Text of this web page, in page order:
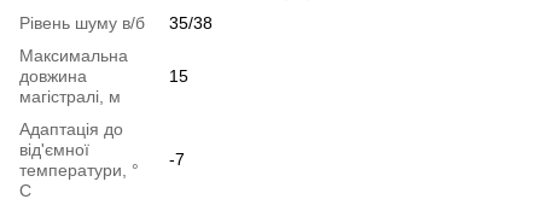
Рівень шуму в/б
35/38
Максимальна
довжина
магістралі, м
15
Адаптація до
від'ємної
температури, °
C
-7